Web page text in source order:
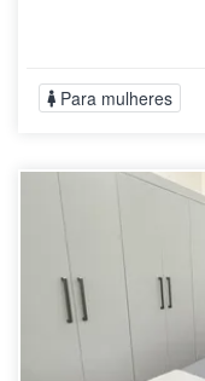
Para mulheres